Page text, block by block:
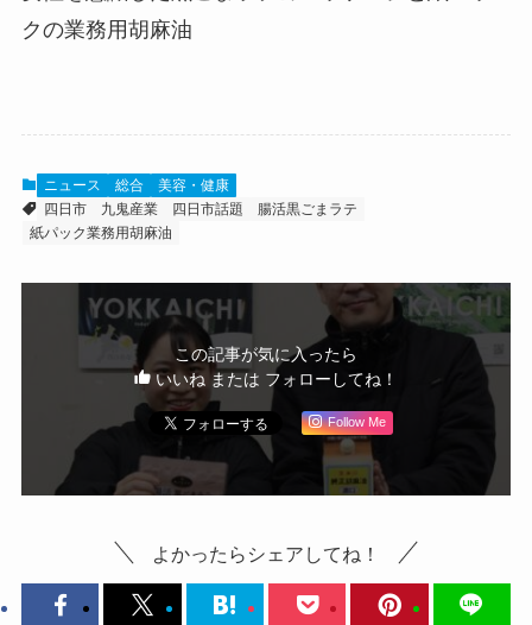
クの業務用胡麻油
ニュース 総合
美容・健康
四日市
九鬼産業 四日市話題
腸活黒ごまラテ
紙パック業務用胡麻油
この記事が気に入ったら
いいね または フォローしてね！
Follow Me
よかったらシェアしてね！